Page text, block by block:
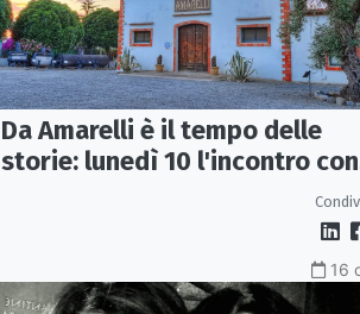
Da Amarelli è il tempo delle
storie: lunedì 10 l'incontro con
16